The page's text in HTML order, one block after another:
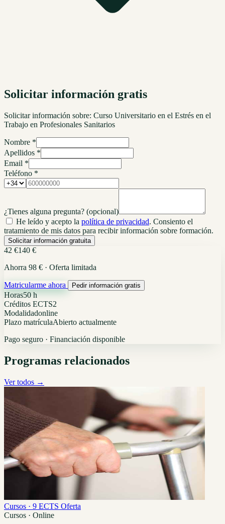
Solicitar información gratis
Solicitar información sobre: Curso Universitario en el Estrés en el
Trabajo en Profesionales Sanitarios
Nombre *
Apellidos *
Email *
Teléfono *
¿Tienes alguna pregunta? (opcional)
He leído y acepto la política de privacidad. Consiento el
tratamiento de mis datos para recibir información sobre formación.
Solicitar información gratuita
42 €140 €
Ahorra 98 € · Oferta limitada
Matricularme ahora Pedir información gratis
Horas50 h
Créditos ECTS2
Modalidadonline
Plazo matrículaAbierto actualmente
Pago seguro · Financiación disponible
Programas relacionados
Ver todos →
Cursos · 9 ECTS Oferta
Cursos · Online